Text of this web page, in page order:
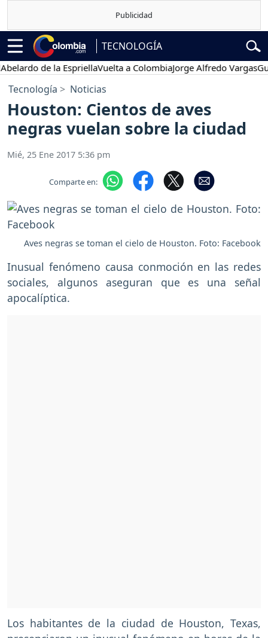
TECNOLOGÍA
de la EspriellaVuelta a ColombiaJorge Alfredo Vargas
Tecnología Noticias
Houston: Cientos de aves
negras vuelan sobre la ciudad
Mié, 25 Ene 2017 5:36 pm
Comparte en:
Aves negras se toman el cielo de Houston. Foto: Facebook
Inusual fenómeno causa conmoción en las redes
sociales, algunos aseguran que es una señal
apocalíptica.
Los habitantes de la ciudad de Houston, Texas,